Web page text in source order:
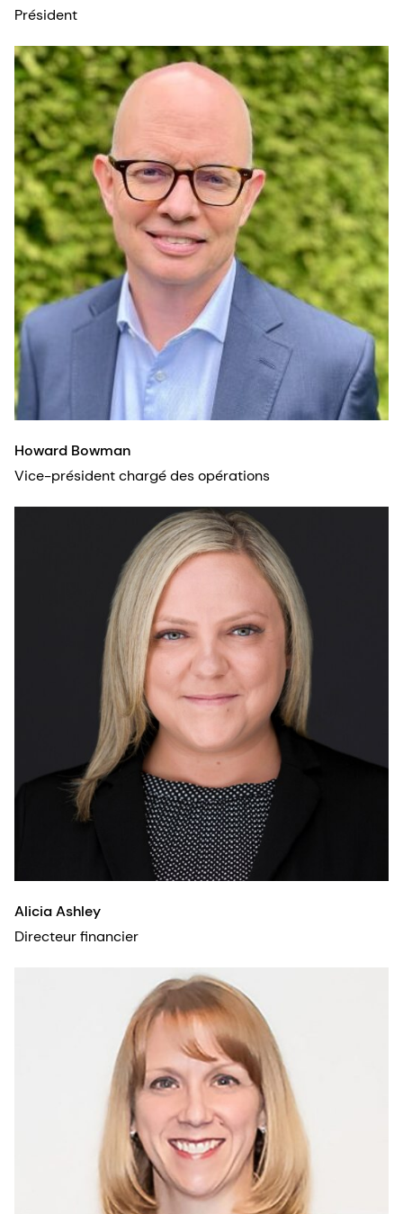
Président
Howard Bowman
Vice-président chargé des opérations
Alicia Ashley
Directeur financier